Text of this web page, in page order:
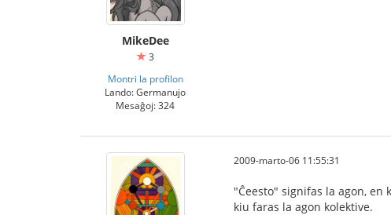
MikeDee
3
Montri la profilon
Lando: Germanujo
Mesaĝoj: 324
2009-marto-06 11:55:31
"Ĉeesto" signifas la agon,
kiu faras la agon kolektive.